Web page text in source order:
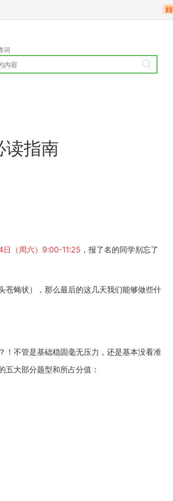
词
读指南
日（周六） 9:00-11:25 ，报了名的同学别忘了
苍蝇状），那么最后的这几天我们能够做些什
！不管是基础稳固毫无压力，还是基本没看准
大部分题型和所占分值：